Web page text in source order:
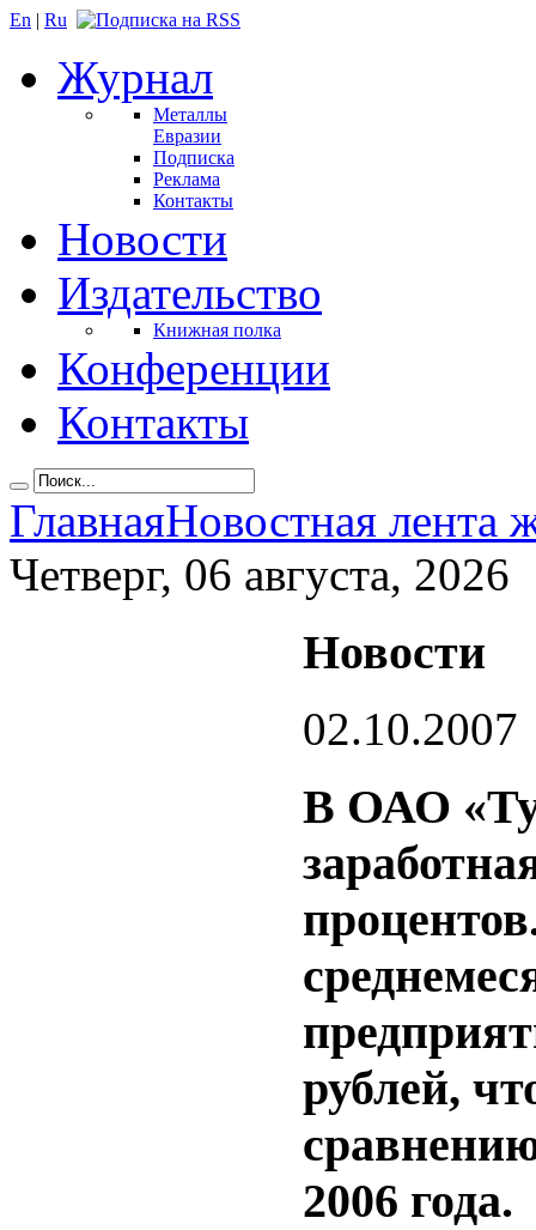
En | Ru
Журнал
Металлы
Евразии
Подписка
Реклама
Контакты
Новости
Издательство
Книжная полка
Конференции
Контакты
ГлавнаяНовостная лента
Четверг, 06 августа, 2026
Новости
02.10.2007
В ОАО
рублей,
2006 года.